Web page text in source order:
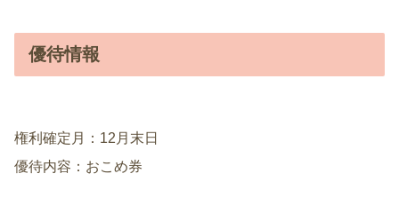
優待情報
権利確定月：12月末日
優待内容：おこめ券